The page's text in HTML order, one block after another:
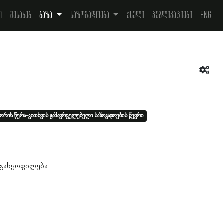
შესახებ ბაზა საზოგადოება ქსელი პუბლიკაციები Eng
წერა-კითხვის გამავრცელებელი საზოგადოების წევრი